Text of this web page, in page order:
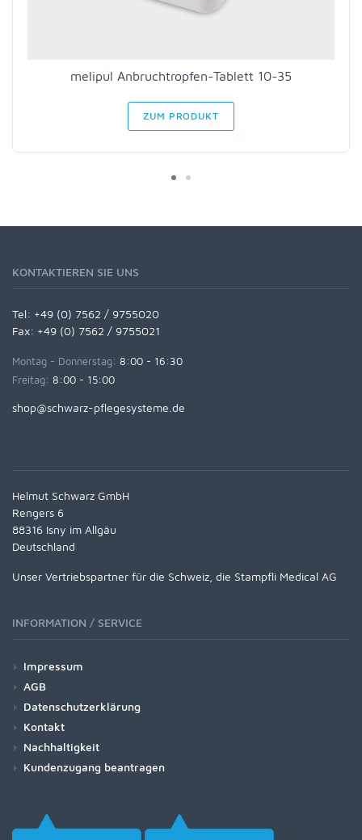
melipul Anbruchtropfen-Tablett 10-35
ZUM PRODUKT
KONTAKTIEREN SIE UNS
Tel: +49 (0) 7562 / 9755020
Fax: +49 (0) 7562 / 9755021
Montag - Donnerstag: 8:00 - 16:30
Freitag: 8:00 - 15:00
shop@schwarz-pflegesysteme.de
Helmut Schwarz GmbH
Rengers 6
88316 Isny im Allgäu
Deutschland
Unser Vertriebspartner für die Schweiz, die Stampfli Medical AG
INFORMATION / SERVICE
Impressum
AGB
Datenschutzerklärung
Kontakt
Nachhaltigkeit
Kundenzugang beantragen